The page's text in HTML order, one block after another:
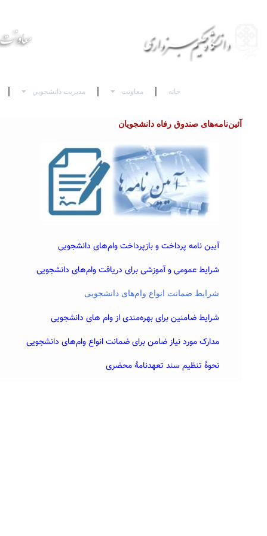
خانه معاونت مديريت دانشجويي
آئین‌نامه‌های صندوق رفاه دانشجویان
آیین نامه پرداخت و بازپرداخت وام‌های دانشجویی
شرایط عمومی و آموزشی برای دریافت وام‌های دانشجویی
شرایط ضمانت انواع وام‌های دانشجویی
شرایط ضامنین برای بهره‌مندی از وام ‌های دانشجویی
مدارک مورد نیاز ضامن برای ضمانت انواع وام‌های دانشجویی
نحوۀ تنظیم سند تعهدنامۀ محضری